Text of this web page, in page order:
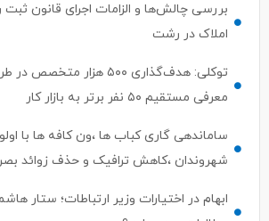
بررسی چالش‌ها و الزامات اجرای قانون
املاک در رشت
توکلی: هدف‌گذاری ۵۰۰ هزار
معرفی مستقیم ۵۰ نفر برتر به بازار کار
ساماندهی گاری کباب ها ،ون کافه ها با
شهروندان ،کاهش ترافیک و حذف زوائد
ابهام در اختیارات وزیر ارتباطات؛ ستار